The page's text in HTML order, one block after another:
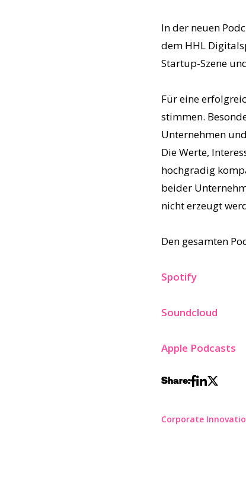
In der neuen
dem HHL
Startup-Szene
Für eine
stimmen.
Unternehmen
Die Werte,
hochgradig
beider
nicht erzeugt
Den gesamten
Spotify
Soundcloud
Apple Podcasts
Share:
Corporate